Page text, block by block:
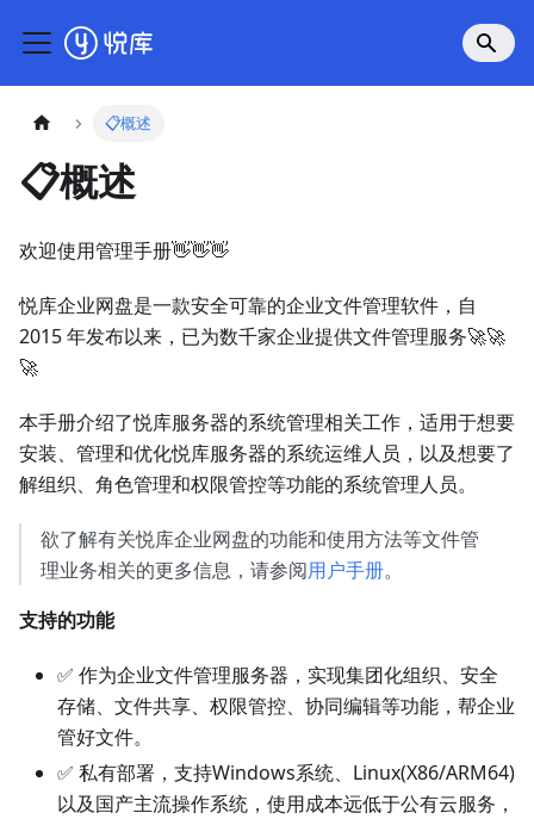
📋概述
📋概述
欢迎使用管理手册👋👋👋
悦库企业网盘是一款安全可靠的企业文件管理软件，自
2015 年发布以来，已为数千家企业提供文件管理服务🚀🚀
🚀
本手册介绍了悦库服务器的系统管理相关工作，适用于想要
安装、管理和优化悦库服务器的系统运维人员，以及想要了
解组织、角色管理和权限管控等功能的系统管理人员。
欲了解有关悦库企业网盘的功能和使用方法等文件管
理业务相关的更多信息，请参阅用户手册。
支持的功能
✅ 作为企业文件管理服务器，实现集团化组织、安全
存储、文件共享、权限管控、协同编辑等功能，帮企业
管好文件。
✅ 私有部署，支持Windows系统、Linux(X86/ARM64)
以及国产主流操作系统，使用成本远低于公有云服务，